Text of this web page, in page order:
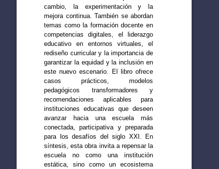
cambio, la experimentación y la
mejora continua. También se abordan
temas como la formación docente en
competencias digitales, el liderazgo
educativo en entornos virtuales, el
rediseño curricular y la importancia de
garantizar la equidad y la inclusión en
este nuevo escenario. El libro ofrece
casos prácticos, modelos
pedagógicos transformadores y
recomendaciones aplicables para
instituciones educativas que deseen
avanzar hacia una escuela más
conectada, participativa y preparada
para los desafíos del siglo XXI. En
síntesis, esta obra invita a repensar la
escuela no como una institución
estática, sino como un ecosistema